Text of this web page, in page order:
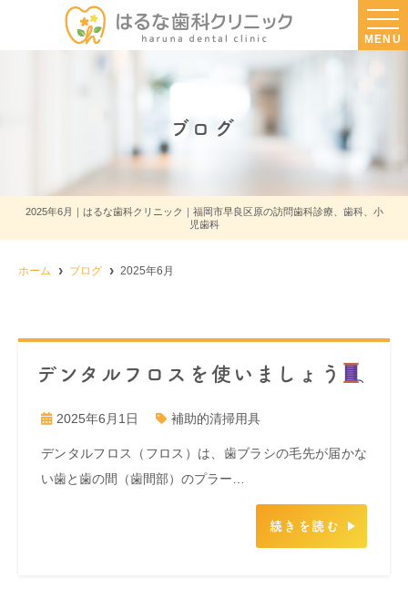
MENU
ブログ
2025年6月｜はるな歯科クリニック｜福岡市早良区原の訪問歯科診療、歯科、小
児歯科
ホーム ブログ 2025年6月
デンタルフロスを使いましょう
2025年6月1日 補助的清掃用具
デンタルフロス（フロス）は、歯ブラシの毛先が届かな
い歯と歯の間（歯間部）のプラー…
続きを読む